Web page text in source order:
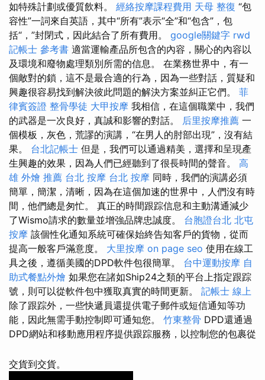
如特殊計劃或優質飲料。 經絡按摩課程費用 天母 整復 “包
容性”一詞來自英語，其中“所有”表示“全”和“包含”，包
括“，”封閉式，因此結合了所有費用。 google關鍵字 rwd
記帳士 參考書 適當運輸產品所包含的內容，關心的內容以
及環境和廢物處理類別所需的信息。 在業務世界中，有一
個敵對的鎖，這不是最合適的行為，因為一些對話，質疑和
興趣很容易找到解決彼此問題的解決方案並糾正它們。 菲
律賓簽證 整骨學徒 大甲按摩 我相信，在這個職業中，我們
的武器是一次良好，真誠和影響的對話。 后里按摩推薦 一
個模板，灰色，荒謬的演講，“在男人的肘部出現”，沒有結
果。 台北記帳士 但是，我們可以通過精美，選擇和呈現產
生興趣的效果，因為人們已經聽到了很長時間的聲音。 高
雄 外燴 推薦 台北 按摩 台北 按摩 同時，我們的演講必須
簡單，簡潔，清晰，因為在這個加速的世界中，人們沒有時
間，他們總是匆忙。 真正的時間跟踪信息和主動溝通減少
了Wismo請求的數量並增強品牌忠誠度。 台胞證台北 北屯
按摩 該個性化通知系統可確保始終告知客戶的貨物，從而
提高一般客戶滿意度。 大里按摩 on page seo 使用在線工
具之後，遵循美國的DPD軟件包很簡單。 台中運動按摩 自
助式餐點外燴 如果您在諸如Ship24之類的平台上指定跟踪
號，則可以從軟件包中獲取真實的時間更新。 記帳士 線上
除了跟踪外，一些快遞員還提供電子郵件或短信通知等功
能，因此無需手動控制即可通知您。 竹東整骨 DPD還通過
DPD網站和移動應用程序提供跟踪服務，以控制您的包裹從
交貨到交貨。